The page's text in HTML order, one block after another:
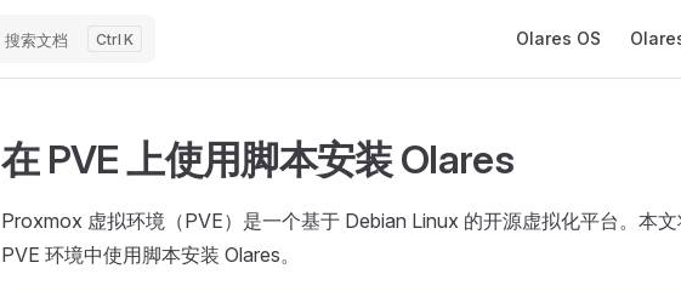
搜索文档 K Olares OS
在 PVE 上使用脚本安装 Olares
Proxmox 虚拟环境（PVE）是一个基于 Debian Linux 的开源虚拟化平台。本
PVE 环境中使用脚本安装 Olares。